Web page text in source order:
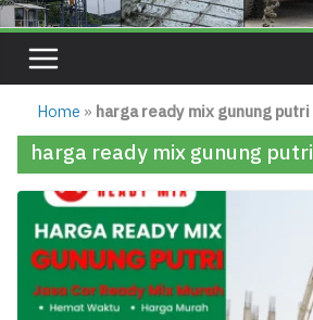
Home » harga ready mix gunung putri
harga ready mix gunung putri